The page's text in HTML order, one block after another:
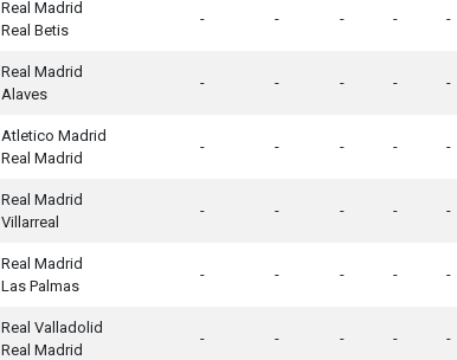
Real Madrid
Real Betis
- - - - -
Real Madrid
Alaves
- - - - -
Atletico Madrid
Real Madrid
- - - - -
Real Madrid
Villarreal
- - - - -
Real Madrid
Las Palmas
- - - - -
Real Valladolid
Real Madrid
- - - - -